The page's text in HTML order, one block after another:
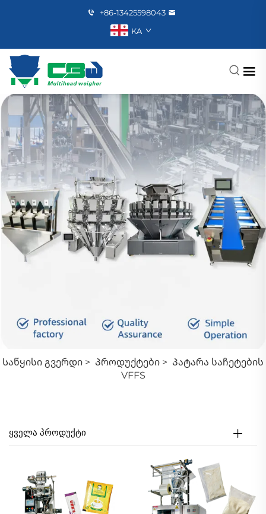
+86-13425598043
KA
Საწყისი Გვერდი > Პროდუქტები > Პატარა Საჩეტების
VFFS
ᲧᲕᲔᲚᲐ ᲞᲠᲝᲓᲣᲥᲢᲘ